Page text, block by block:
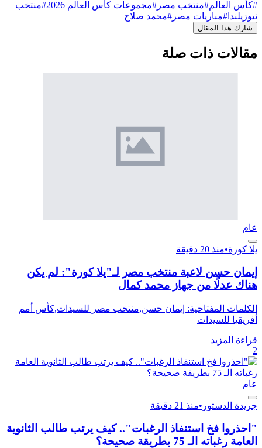
#كأس العالم#منتخب مصر #مجموعات كأس العالم 2026
#منتخب
نيوزيلندا #مباريات مصر #محمد صلاح
شارك هذا المقال
مقالات ذات صلة
عام
يلا كورة•منذ 20 دقيقة
إيمان حسن لاعبة منتخب مصر لـ"يلا كورة": لم يكن
هناك عدلًا من جهاز محمد كمال
الكلمات المفتاحية: إيمان حسن,منتخب مصر للسيدات,كأس أمم
أفريقيا للسيدات
قراءة المزيد
2
عام
جريدة الدستور •منذ 21 دقيقة
"احذروا فخ استنفاذ الرغبات".. كيف يرتب طالب الثانوية
العامة رغباته الـ 75 بطريقة صحيحة؟